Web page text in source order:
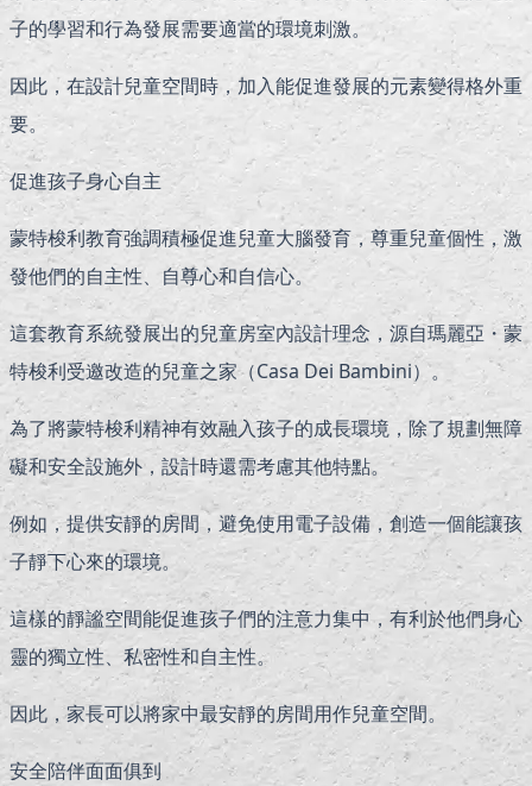
子的學習和行為發展需要適當的環境刺激。
因此，在設計兒童空間時，加入能促進發展的元素變得格外重
要。
促進孩子身心自主
蒙特梭利教育強調積極促進兒童大腦發育，尊重兒童個性，激
發他們的自主性、自尊心和自信心。
這套教育系統發展出的兒童房室內設計理念，源自瑪麗亞・蒙
特梭利受邀改造的兒童之家（Casa Dei Bambini）。
為了將蒙特梭利精神有效融入孩子的成長環境，除了規劃無障
礙和安全設施外，設計時還需考慮其他特點。
例如，提供安靜的房間，避免使用電子設備，創造一個能讓孩
子靜下心來的環境。
這樣的靜謐空間能促進孩子們的注意力集中，有利於他們身心
靈的獨立性、私密性和自主性。
因此，家長可以將家中最安靜的房間用作兒童空間。
安全陪伴面面俱到